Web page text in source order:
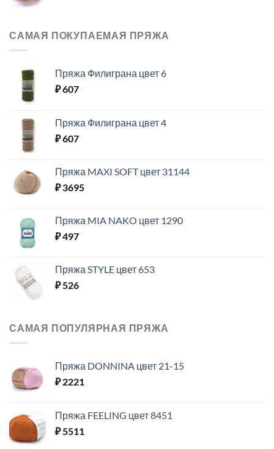
САМАЯ ПОКУПАЕМАЯ ПРЯЖА
Пряжа Филиграна цвет 6
₽607
Пряжа Филиграна цвет 4
₽607
Пряжа MAXI SOFT цвет 31144
₽3695
Пряжа MIA NAKO цвет 1290
₽497
Пряжа STYLE цвет 653
₽526
САМАЯ ПОПУЛЯРНАЯ ПРЯЖА
Пряжа DONNINA цвет 21-15
₽2221
Пряжа FEELING цвет 8451
₽5511